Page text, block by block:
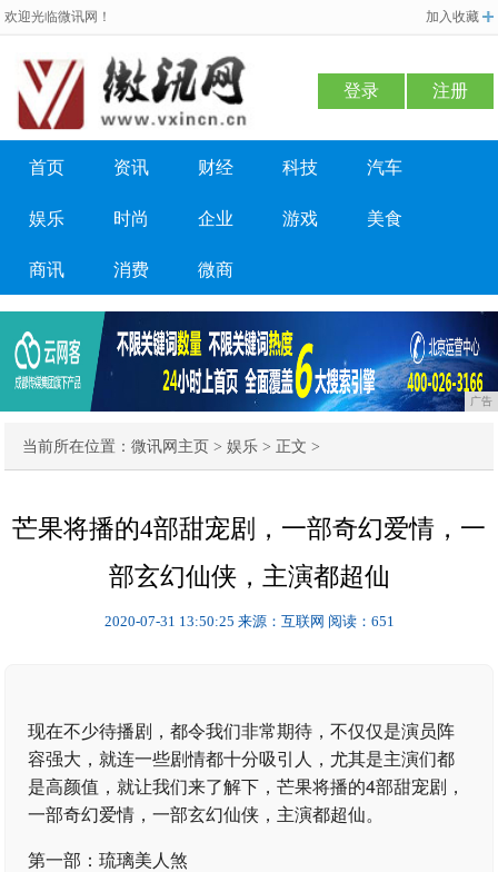
欢迎光临微讯网！ 加入收藏
登录 注册
首页 资讯 财经 科技 汽车
娱乐 时尚 企业 游戏 美食
商讯 消费 微商
广告
当前所在位置：微讯网主页 >娱乐 > 正文 >
芒果将播的4部甜宠剧，一部奇幻爱情，一
部玄幻仙侠，主演都超仙
2020-07-31 13:50:25 来源：互联网 阅读：651
现在不少待播剧，都令我们非常期待，不仅仅是演员阵
容强大，就连一些剧情都十分吸引人，尤其是主演们都
是高颜值，就让我们来了解下，芒果将播的4部甜宠剧，
一部奇幻爱情，一部玄幻仙侠，主演都超仙。
第一部：琉璃美人煞